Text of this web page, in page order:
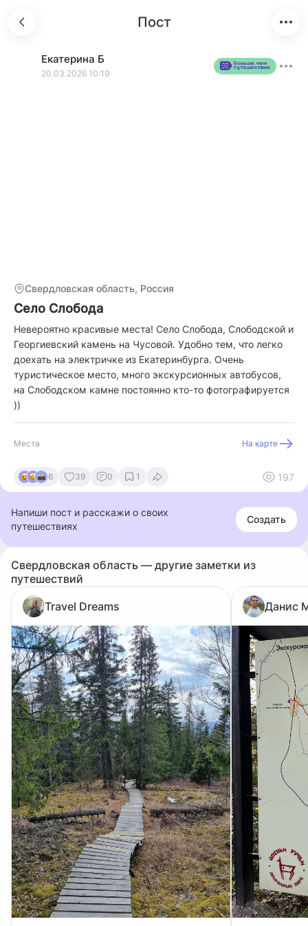
Пост
Екатерина Б
20.03.2026 10:19
Свердловская область, Россия
Село Слобода
Невероятно красивые места! Село Слобода, Слободской и
Георгиевский камень на Чусовой. Удобно тем, что легко
доехать на электричке из Екатеринбурга. Очень
туристическое место, много экскурсионных автобусов,
на Слободском камне постоянно кто-то фотографируется
))
Места На карте
6 39 0 1 197
Напиши пост и расскажи о своих
путешествиях
Создать
Свердловская область — другие заметки из
путешествий
Travel Dreams
Данис